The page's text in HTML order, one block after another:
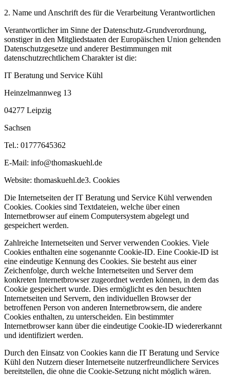
2. Name und Anschrift des für die Verarbeitung Verantwortlichen
Verantwortlicher im Sinne der Datenschutz-Grundverordnung,
sonstiger in den Mitgliedstaaten der Europäischen Union geltenden
Datenschutzgesetze und anderer Bestimmungen mit
datenschutzrechtlichem Charakter ist die:
IT Beratung und Service Kühl
Heinzelmannweg 13
04277 Leipzig
Sachsen
Tel.: 01777645362
E-Mail: info@thomaskuehl.de
Website: thomaskuehl.de3. Cookies
Die Internetseiten der IT Beratung und Service Kühl verwenden
Cookies. Cookies sind Textdateien, welche über einen
Internetbrowser auf einem Computersystem abgelegt und
gespeichert werden.
Zahlreiche Internetseiten und Server verwenden Cookies. Viele
Cookies enthalten eine sogenannte Cookie-ID. Eine Cookie-ID ist
eine eindeutige Kennung des Cookies. Sie besteht aus einer
Zeichenfolge, durch welche Internetseiten und Server dem
konkreten Internetbrowser zugeordnet werden können, in dem das
Cookie gespeichert wurde. Dies ermöglicht es den besuchten
Internetseiten und Servern, den individuellen Browser der
betroffenen Person von anderen Internetbrowsern, die andere
Cookies enthalten, zu unterscheiden. Ein bestimmter
Internetbrowser kann über die eindeutige Cookie-ID wiedererkannt
und identifiziert werden.
Durch den Einsatz von Cookies kann die IT Beratung und Service
Kühl den Nutzern dieser Internetseite nutzerfreundlichere Services
bereitstellen, die ohne die Cookie-Setzung nicht möglich wären.